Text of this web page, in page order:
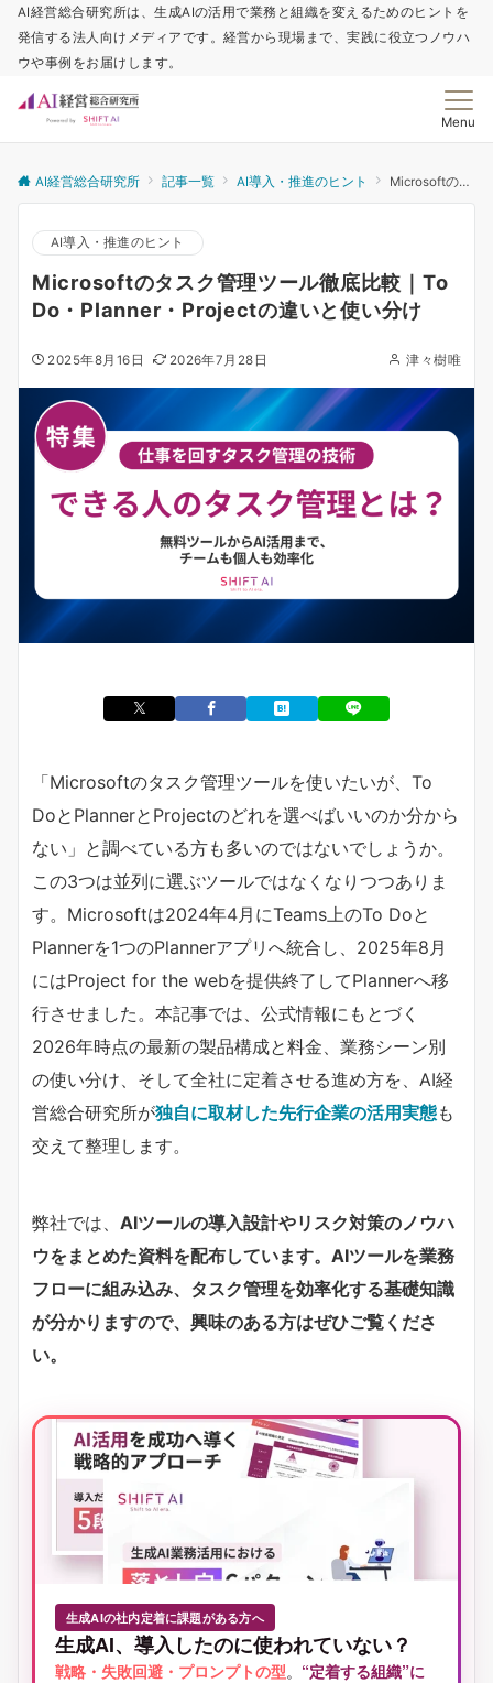
AI経営総合研究所は、生成AIの活用で業務と組織を変えるためのヒントを
発信する法人向けメディアです。経営から現場まで、実践に役立つノウハ
ウや事例をお届けします。
Menu
AI経営総合研究所 記事一覧 AI導入・推進のヒント Microsoftのタスク管理ツール徹底比較｜To Do・Planner・Projectの違いと使い分け
AI導入・推進のヒント
Microsoftのタスク管理ツール徹底比較｜To
Do・Planner・Projectの違いと使い分け
2025年8月16日 2026年7月28日 津々樹唯
「Microsoftのタスク管理ツールを使いたいが、To
DoとPlannerとProjectのどれを選べばいいのか分から
ない」と調べている方も多いのではないでしょうか。
この3つは並列に選ぶツールではなくなりつつありま
す。Microsoftは2024年4月にTeams上のTo Doと
Plannerを1つのPlannerアプリへ統合し、2025年8月
にはProject for the webを提供終了してPlannerへ移
行させました。本記事では、公式情報にもとづく
2026年時点の最新の製品構成と料金、業務シーン別
の使い分け、そして全社に定着させる進め方を、AI経
営総合研究所が​独自に取材した先行企業の活用実態​も
交えて整理します。
弊社では、 AIツールの導入設計やリスク対策のノウハ
ウをまとめた資料を配布しています。AIツールを業務
フローに組み込み、タスク管理を効率化する基礎知識
が分かりますので、興味のある方はぜひご覧くださ
い。
生成AIの社内定着に課題がある方へ
生成AI、導入したのに使われていない？
戦略・失敗回避・プロンプトの型。 “定着する組織”に